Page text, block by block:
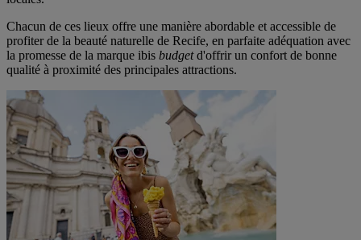
Chacun de ces lieux offre une manière abordable et accessible de
profiter de la beauté naturelle de Recife, en parfaite adéquation avec
la promesse de la marque ibis budgetd'offrir un confort de bonne
qualité à proximité des principales attractions.